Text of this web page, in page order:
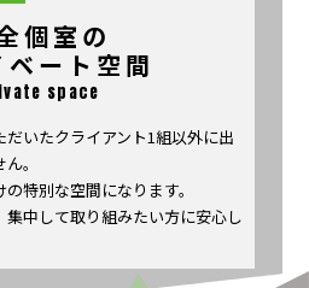
個室の
ベート空間
space
いたクライアント1組以外に出
。
特別な空間になります。
集中して取り組みたい方に安心し